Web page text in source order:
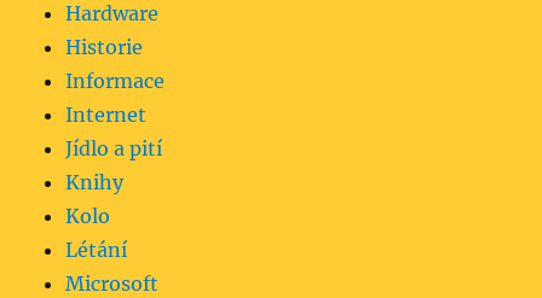
Hardware
Historie
Informace
Internet
Jídlo a pití
Knihy
Kolo
Létání
Microsoft